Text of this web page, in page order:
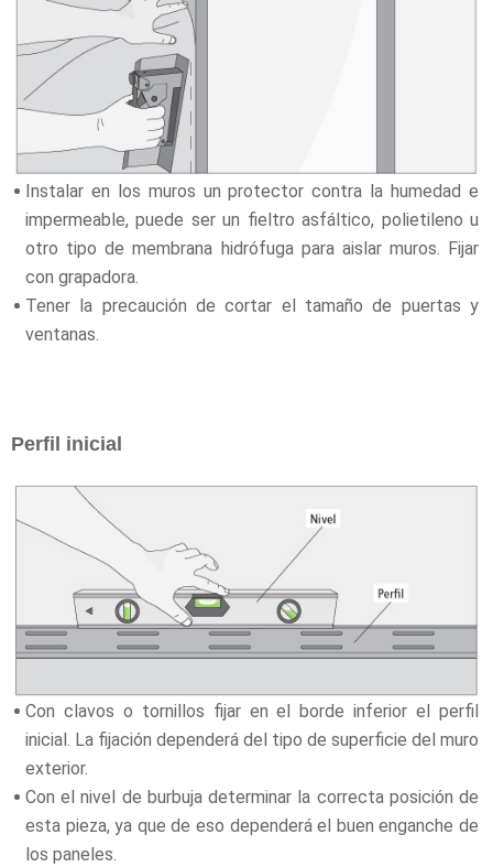
Instalar en los muros un protector contra la humedad e
impermeable, puede ser un fieltro asfáltico, polietileno u
otro tipo de membrana hidrófuga para aislar muros. Fijar
con grapadora.
Tener la precaución de cortar el tamaño de puertas y
ventanas.
Perfil inicial
Con clavos o tornillos fijar en el borde inferior el perfil
inicial. La fijación dependerá del tipo de superficie del muro
exterior.
Con el nivel de burbuja determinar la correcta posición de
esta pieza, ya que de eso dependerá el buen enganche de
los paneles.